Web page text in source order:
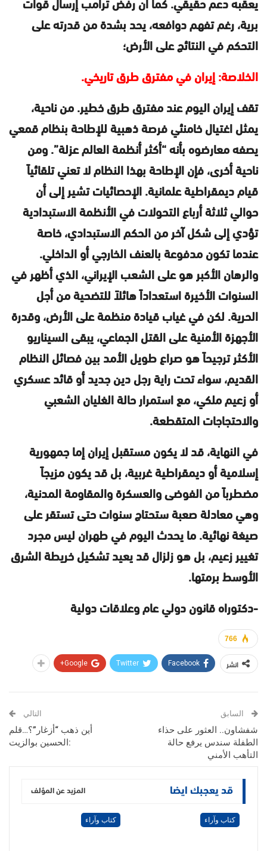
برية، رغم تفهم دوافعه، يحد بشدة من قدرته على
التحكم في النتائج على الأرض؛
الخلاصة: إيران في مفترق طرق تاريخي.
تقف إيران اليوم عند مفترق طرق خطير. من ناحية،
يمثل اغتيال خامنئي فرصة ذهبية للإطاحة بنظام قمعي
يصفه معارضوه بأنه “أكثر أنظمة العالم عزلة”. ومن
ناحية أخرى، فإن الإطاحة بهذا النظام لا تعني تلقائياً
قيام ديمقراطية علمانية. الإحصائيات تشير إلى أن
حوالي ثلاثة أرباع التحولات في الأنظمة الاستبدادية
تؤدي إلى شكل آخر من الحكم الاستبدادي، خاصة
عندما تكون مدفوعة بالعنف الخارجي أو الداخلي.
والرهان الأكبر هو على الشعب الإيراني، الذي أظهر في
السنوات الأخيرة استعداداً هائلاً للتضحية من أجل
الحرية. لكن في غياب قيادة منظمة على الأرض، وقدرة
الأجهزة الأمنية على القتل الجماعي، يبقى السيناريو
الأكثر ترجيحاً هو صراع طويل الأمد بين فصائل النظام
القديم، سواء تحت راية رجل دين جديد أو قائد عسكري
أو زعيم ملكي، مع استمرار حالة الغليان الشعبي
والاحتجاجات المتقطعة.
في النهاية، قد لا يكون مستقبل إيران إما جمهورية
إسلامية أو ديمقراطية غربية، بل قد يكون مزيجاً
مضطرباً من الفوضى والعسكرة والمقاومة المدنية،
وهي معادلة صعبة ستحتاج سنوات حتى تستقر على
صيغة نهائية. ما يحدث اليوم في طهران ليس مجرد
تغيير زعيم، بل هو زلزال قد يعيد تشكيل خريطة الشرق
الأوسط برمتها.
-دكتوراه قانون دولي عام وعلاقات دولية
766
انشر Facebook
Twitter
Google+
السابق
شفشاون.. العثور على حذاء
الطفلة سندس يرفع حالة
التأهب الأمني
التالي
أين ذهب “أزغار”؟…قلم
:الحسين بوالزيت
قد يعجبك ايضا المزيد عن المؤلف
كتاب وآراء كتاب وآراء